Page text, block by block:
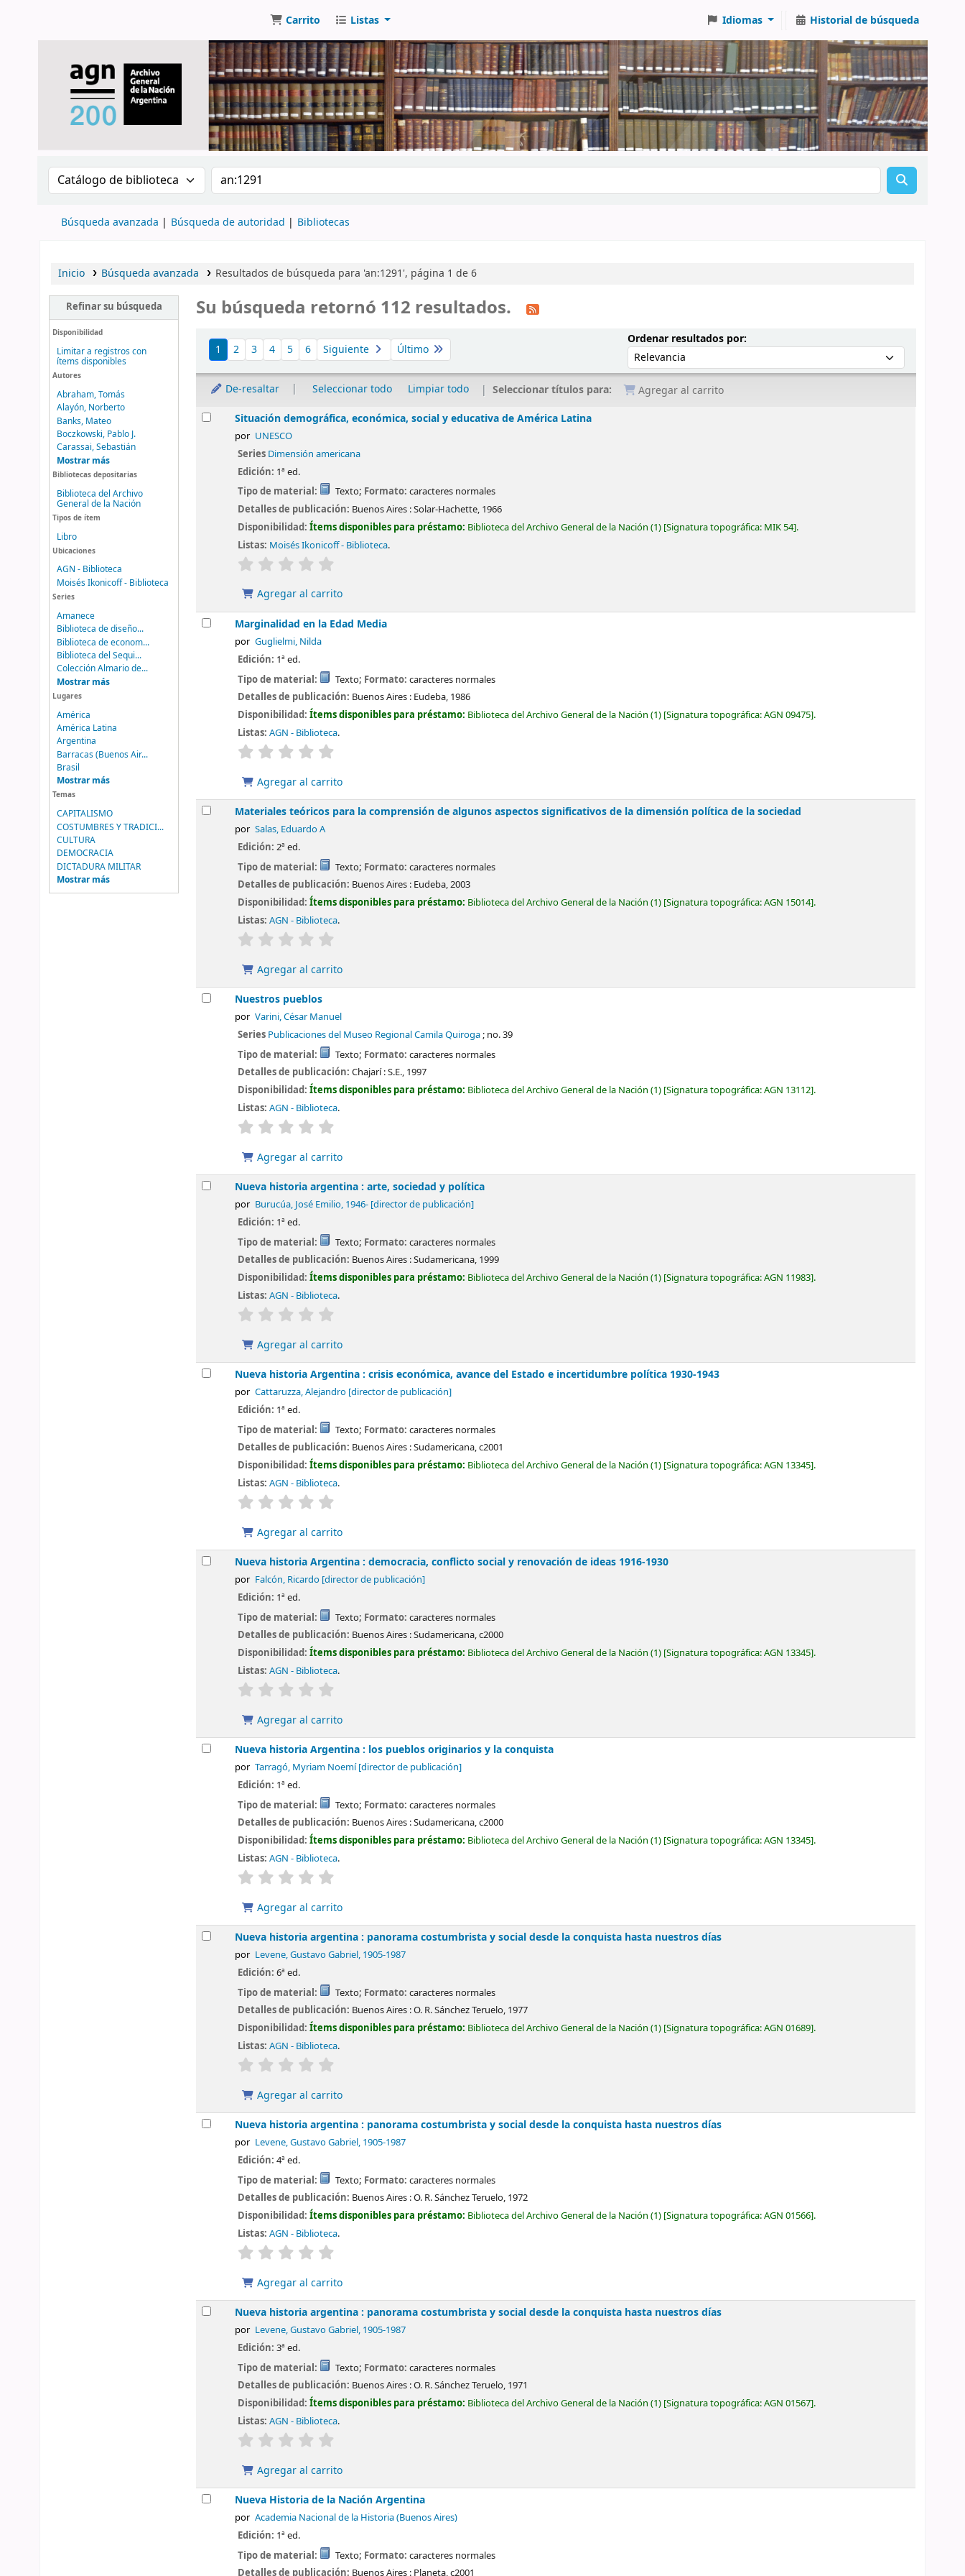
Carrito Listas Idiomas Historial de búsqueda
Buscar en el catálogo por: Buscar en el catálogo
Búsqueda avanzada Búsqueda de autoridad Bibliotecas
Inicio Búsqueda avanzada Resultados de búsqueda para 'an:1291', página 1 de 6
Refinar su búsqueda
Disponibilidad
Limitar a registros con
ítems disponibles
Autores
Abraham, Tomás
Alayón, Norberto
Banks, Mateo
Boczkowski, Pablo J.
Carassai, Sebastián
Mostrar más
Bibliotecas depositarias
Biblioteca del Archivo
General de la Nación
Tipos de ítem
Libro
Ubicaciones
AGN - Biblioteca
Moisés Ikonicoff - Biblioteca
Series
Amanece
Biblioteca de diseño...
Biblioteca de econom...
Biblioteca del Sequi...
Colección Almario de...
Mostrar más
Lugares
América
América Latina
Argentina
Barracas (Buenos Air...
Brasil
Mostrar más
Temas
CAPITALISMO
COSTUMBRES Y TRADICI...
CULTURA
DEMOCRACIA
DICTADURA MILITAR
Mostrar más
Su búsqueda retornó 112 resultados.
Ordenar
1 2 3 4 5 6 Siguiente Último
Ordenar resultados por:Ordenar por:
De-resaltar Seleccionar todo Limpiar todo Seleccionar títulos para:
Agregar al carrito
ResultadosSituación demográfica, económica, social y educativa de América Latina
por UNESCO
Series Dimensión americana
Edición: 1ª ed.
Tipo de material:
Texto; Formato: caracteres normales
Detalles de publicación: Buenos Aires :Solar-Hachette, 1966
Disponibilidad:Ítems disponibles para préstamo: Biblioteca del Archivo General de la Nación (1) Signatura topográfica: MIK 54 .
Listas: Moisés Ikonicoff - Biblioteca.
valoración
Agregar al carrito
Marginalidad en la Edad Media
por Guglielmi, Nilda
Edición: 1ª ed.
Tipo de material:
Texto; Formato: caracteres normales
Detalles de publicación: Buenos Aires : Eudeba, 1986
Disponibilidad:Ítems disponibles para préstamo: Biblioteca del Archivo General de la Nación (1) Signatura topográfica:AGN 09475 .
Listas: AGN - Biblioteca.
valoración
Agregar al carrito
Materiales teóricos para la comprensión de algunos aspectos significativos de la dimensión política de la sociedad
por Salas, Eduardo A
Edición:2ª ed.
Tipo de material:
Texto; Formato: caracteres normales
Detalles de publicación: Buenos Aires : Eudeba,2003
Disponibilidad:Ítems disponibles para préstamo: Biblioteca del Archivo General de la Nación (1) Signatura topográfica:AGN 15014 .
Listas: AGN - Biblioteca.
valoración
Agregar al carrito
Nuestros pueblos
por Varini, César Manuel
Series Publicaciones del Museo Regional Camila Quiroga; no. 39
Tipo de material:
Texto; Formato: caracteres normales
Detalles de publicación:Chajarí :S.E., 1997
Disponibilidad:Ítems disponibles para préstamo: Biblioteca del Archivo General de la Nación (1) Signatura topográfica:AGN 13112 .
Listas: AGN - Biblioteca.
valoración
Agregar al carrito
Nueva historia argentina : arte, sociedad y política
por Burucúa, José Emilio, 1946-[director de publicación]
Edición: 1ª ed.
Tipo de material:
Texto; Formato: caracteres normales
Detalles de publicación: Buenos Aires :Sudamericana, 1999
Disponibilidad:Ítems disponibles para préstamo: Biblioteca del Archivo General de la Nación (1) Signatura topográfica:AGN 11983 .
Listas: AGN - Biblioteca.
valoración
Agregar al carrito
Nueva historia Argentina : crisis económica, avance del Estado e incertidumbre política 1930-1943
por Cattaruzza, Alejandro[director de publicación]
Edición: 1ª ed.
Tipo de material:
Texto; Formato: caracteres normales
Detalles de publicación: Buenos Aires :Sudamericana,c2001
Disponibilidad:Ítems disponibles para préstamo: Biblioteca del Archivo General de la Nación (1) Signatura topográfica:AGN 13345 .
Listas: AGN - Biblioteca.
valoración
Agregar al carrito
Nueva historia Argentina : democracia, conflicto social y renovación de ideas 1916-1930
por Falcón, Ricardo[director de publicación]
Edición: 1ª ed.
Tipo de material:
Texto; Formato: caracteres normales
Detalles de publicación: Buenos Aires :Sudamericana,c2000
Disponibilidad:Ítems disponibles para préstamo: Biblioteca del Archivo General de la Nación (1) Signatura topográfica:AGN 13345 .
Listas: AGN - Biblioteca.
valoración
Agregar al carrito
Nueva historia Argentina : los pueblos originarios y la conquista
por Tarragó, Myriam Noemí[director de publicación]
Edición: 1ª ed.
Tipo de material:
Texto; Formato: caracteres normales
Detalles de publicación: Buenos Aires :Sudamericana,c2000
Disponibilidad:Ítems disponibles para préstamo: Biblioteca del Archivo General de la Nación (1) Signatura topográfica:AGN 13345 .
Listas: AGN - Biblioteca.
valoración
Agregar al carrito
Nueva historia argentina : panorama costumbrista y social desde la conquista hasta nuestros días
por Levene, Gustavo Gabriel, 1905-1987
Edición:6ª ed.
Tipo de material:
Texto; Formato: caracteres normales
Detalles de publicación: Buenos Aires :O. R. Sánchez Teruelo, 1977
Disponibilidad:Ítems disponibles para préstamo: Biblioteca del Archivo General de la Nación (1) Signatura topográfica:AGN 01689 .
Listas: AGN - Biblioteca.
valoración
Agregar al carrito
Nueva historia argentina : panorama costumbrista y social desde la conquista hasta nuestros días
por Levene, Gustavo Gabriel, 1905-1987
Edición:4ª ed.
Tipo de material:
Texto; Formato: caracteres normales
Detalles de publicación: Buenos Aires :O. R. Sánchez Teruelo, 1972
Disponibilidad:Ítems disponibles para préstamo: Biblioteca del Archivo General de la Nación (1) Signatura topográfica:AGN 01566 .
Listas: AGN - Biblioteca.
valoración
Agregar al carrito
Nueva historia argentina : panorama costumbrista y social desde la conquista hasta nuestros días
por Levene, Gustavo Gabriel, 1905-1987
Edición:3ª ed.
Tipo de material:
Texto; Formato: caracteres normales
Detalles de publicación: Buenos Aires :O. R. Sánchez Teruelo, 1971
Disponibilidad:Ítems disponibles para préstamo: Biblioteca del Archivo General de la Nación (1) Signatura topográfica:AGN 01567 .
Listas: AGN - Biblioteca.
valoración
Agregar al carrito
Nueva Historia de la Nación Argentina
por Academia Nacional de la Historia (Buenos Aires)
Edición: 1ª ed.
Tipo de material:
Texto; Formato: caracteres normales
Detalles de publicación: Buenos Aires : Planeta,c2001